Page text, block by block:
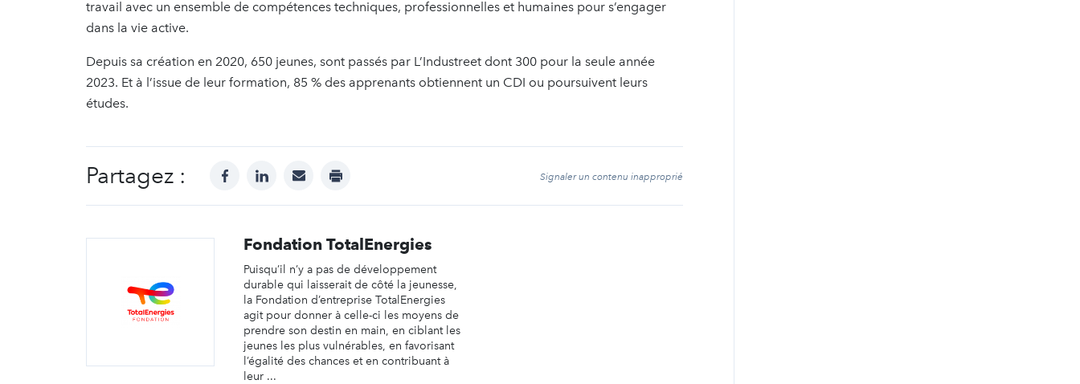
travail avec un ensemble de compétences techniques, professionnelles et humaines pour s’engager
dans la vie active.
Depuis sa création en 2020, 650 jeunes, sont passés par L’Industreet dont 300 pour la seule année
2023. Et à l’issue de leur formation, 85 % des apprenants obtiennent un CDI ou poursuivent leurs
études.
Partagez : facebooklinkedinmail print Signaler un contenu inapproprié
Fondation TotalEnergies
Puisqu’il n’y a pas de développement
durable qui laisserait de côté la jeunesse,
la Fondation d’entreprise TotalEnergies
agit pour donner à celle-ci les moyens de
prendre son destin en main, en ciblant les
jeunes les plus vulnérables, en favorisant
l’égalité des chances et en contribuant à
leur ...